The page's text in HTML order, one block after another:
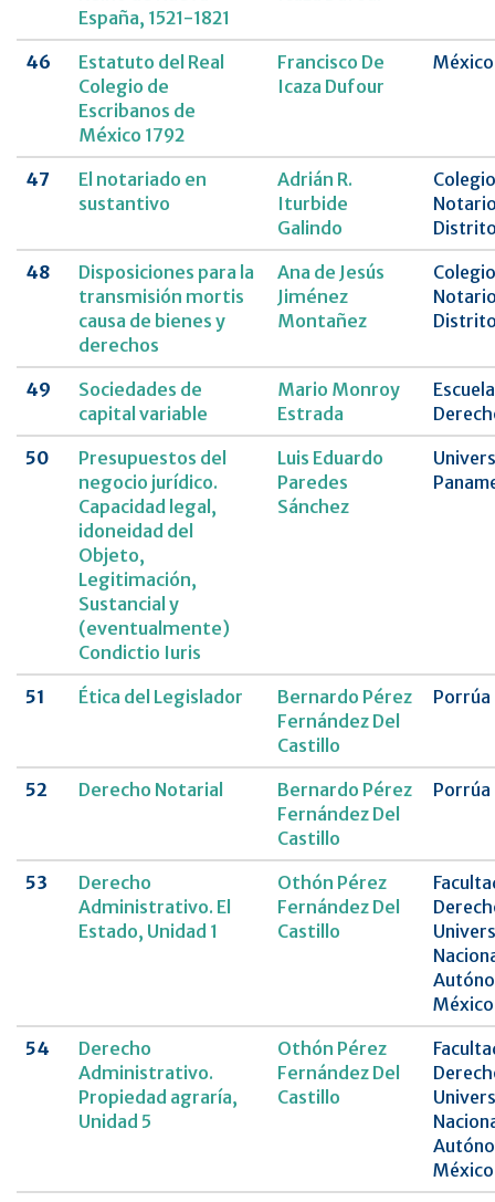
España, 1521-1821
46
Estatuto del Real
Colegio de
Escribanos de
México 1792
Francisco De
Icaza Dufour
México
47
El notariado en
sustantivo
Adrián R.
Iturbide
Galindo
48
Disposiciones para la
transmisión mortis
causa de bienes y
derechos
Ana de Jesús
Jiménez
Montañez
49
Sociedades de
capital variable
Mario Monroy
Estrada
50
Presupuestos del
negocio jurídico.
Capacidad legal,
idoneidad del
Objeto,
Legitimación,
Sustancial y
(eventualmente)
Condictio Iuris
Luis Eduardo
Paredes
Sánchez
51 Ética del Legislador
Bernardo Pérez
Fernández Del
Castillo
Porrúa
52 Derecho Notarial
Bernardo Pérez
Fernández Del
Castillo
Porrúa
53
Derecho
Administrativo. El
Estado, Unidad 1
Othón Pérez
Fernández Del
Castillo
México
54
Derecho
Administrativo.
Propiedad agraría,
Unidad 5
Othón Pérez
Fernández Del
Castillo
México